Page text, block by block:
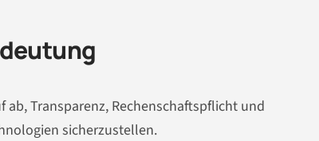
ab, Transparenz, Rechenschaftspflicht und
sicherzustellen.